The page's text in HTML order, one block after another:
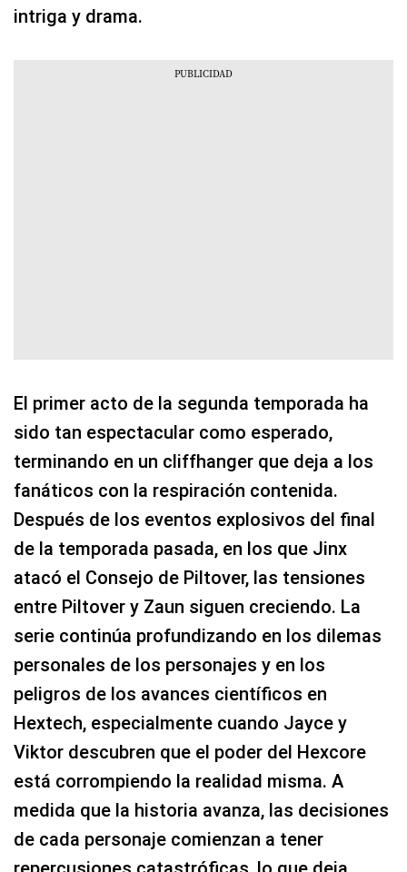
intriga y drama.
El primer acto de la segunda temporada ha
sido tan espectacular como esperado,
terminando en un cliffhanger que deja a los
fanáticos con la respiración contenida.
Después de los eventos explosivos del final
de la temporada pasada, en los que Jinx
atacó el Consejo de Piltover, las tensiones
entre Piltover y Zaun siguen creciendo. La
serie continúa profundizando en los dilemas
personales de los personajes y en los
peligros de los avances científicos en
Hextech, especialmente cuando Jayce y
Viktor descubren que el poder del Hexcore
está corrompiendo la realidad misma. A
medida que la historia avanza, las decisiones
de cada personaje comienzan a tener